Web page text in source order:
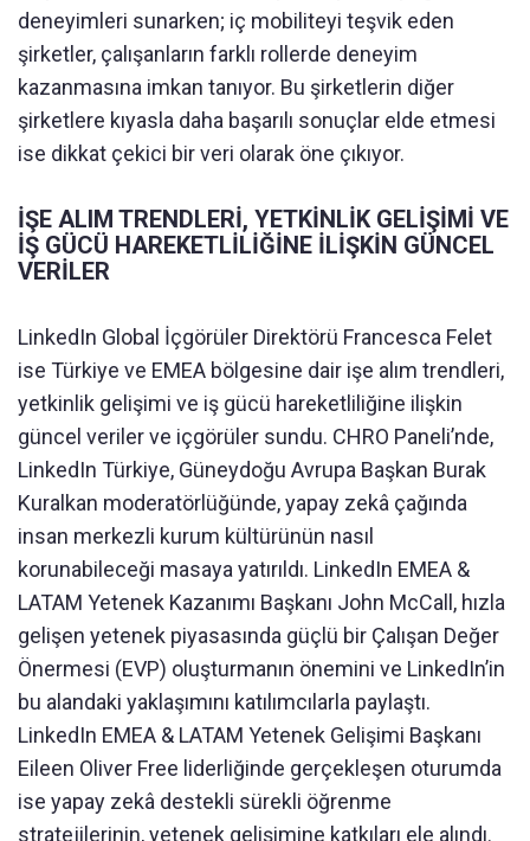
deneyimleri sunarken; iç mobiliteyi teşvik eden
şirketler, çalışanların farklı rollerde deneyim
kazanmasına imkan tanıyor. Bu şirketlerin diğer
şirketlere kıyasla daha başarılı sonuçlar elde etmesi
ise dikkat çekici bir veri olarak öne çıkıyor.
İŞE ALIM TRENDLERİ, YETKİNLİK GELİŞİMİ VE
İŞ GÜCÜ HAREKETLİLİĞİNE İLİŞKİN GÜNCEL
VERİLER
LinkedIn Global İçgörüler Direktörü Francesca Felet
ise Türkiye ve EMEA bölgesine dair işe alım trendleri,
yetkinlik gelişimi ve iş gücü hareketliliğine ilişkin
güncel veriler ve içgörüler sundu. CHRO Paneli’nde,
LinkedIn Türkiye, Güneydoğu Avrupa Başkan Burak
Kuralkan moderatörlüğünde, yapay zekâ çağında
insan merkezli kurum kültürünün nasıl
korunabileceği masaya yatırıldı. LinkedIn EMEA &
LATAM Yetenek Kazanımı Başkanı John McCall, hızla
gelişen yetenek piyasasında güçlü bir Çalışan Değer
Önermesi (EVP) oluşturmanın önemini ve LinkedIn’in
bu alandaki yaklaşımını katılımcılarla paylaştı.
LinkedIn EMEA & LATAM Yetenek Gelişimi Başkanı
Eileen Oliver Free liderliğinde gerçekleşen oturumda
ise yapay zekâ destekli sürekli öğrenme
stratejilerinin, yetenek gelişimine katkıları ele alındı.